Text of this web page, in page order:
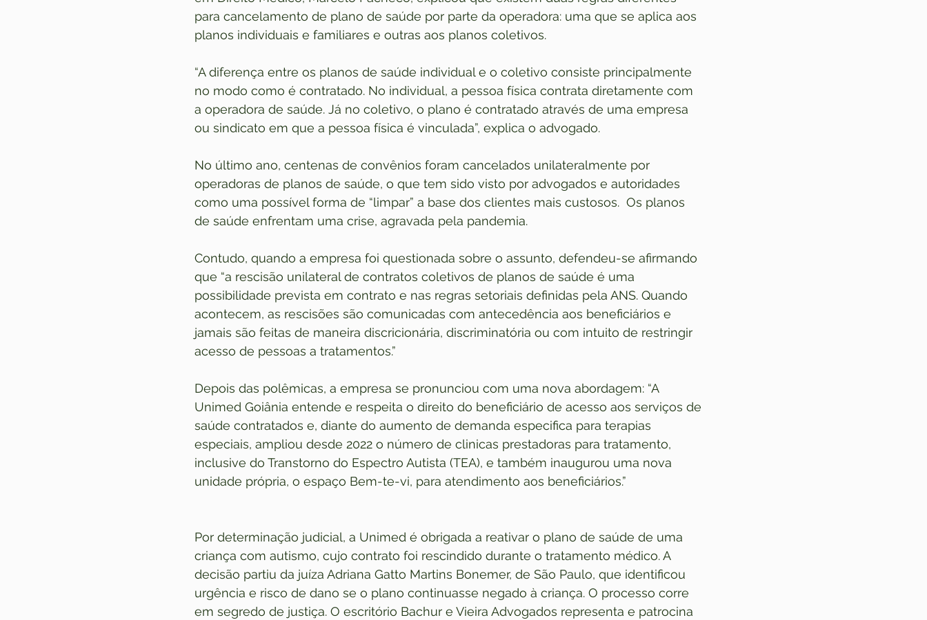
para cancelamento de plano de saúde por parte da operadora: uma que se aplica aos
planos individuais e familiares e outras aos planos coletivos.
“A diferença entre os planos de saúde individual e o coletivo consiste principalmente
no modo como é contratado. No individual, a pessoa física contrata diretamente com
a operadora de saúde. Já no coletivo, o plano é contratado através de uma empresa
ou sindicato em que a pessoa física é vinculada”, explica o advogado.
No último ano, centenas de convênios foram cancelados unilateralmente por
operadoras de planos de saúde, o que tem sido visto por advogados e autoridades
como uma possível forma de “limpar” a base dos clientes mais custosos.  Os planos
de saúde enfrentam uma crise, agravada pela pandemia.
Contudo, quando a empresa foi questionada sobre o assunto, defendeu-se afirmando
que “a rescisão unilateral de contratos coletivos de planos de saúde é uma
possibilidade prevista em contrato e nas regras setoriais definidas pela ANS. Quando
acontecem, as rescisões são comunicadas com antecedência aos beneficiários e
jamais são feitas de maneira discricionária, discriminatória ou com intuito de restringir
acesso de pessoas a tratamentos.”
Depois das polêmicas, a empresa se pronunciou com uma nova abordagem: “A
Unimed Goiânia entende e respeita o direito do beneficiário de acesso aos serviços de
saúde contratados e, diante do aumento de demanda especifica para terapias
especiais, ampliou desde 2022 o número de clinicas prestadoras para tratamento,
inclusive do Transtorno do Espectro Autista (TEA), e também inaugurou uma nova
unidade própria, o espaço Bem-te-vi, para atendimento aos beneficiários.”
Por determinação judicial, a Unimed é obrigada a reativar o plano de saúde de uma
criança com autismo, cujo contrato foi rescindido durante o tratamento médico. A
decisão partiu da juíza Adriana Gatto Martins Bonemer, de São Paulo, que identificou
urgência e risco de dano se o plano continuasse negado à criança. O processo corre
em segredo de justiça. O escritório Bachur e Vieira Advogados representa e patrocina